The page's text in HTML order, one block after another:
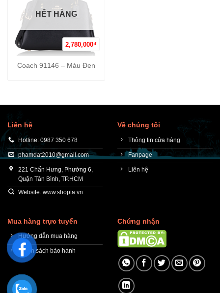
2,780,000₫
HẾT HÀNG
Coach 91146 – Màu Đen
Liên hệ
Hotline: 0987 350 678
phamdat2010@gmail.com
221 Chấn Hưng, Phường 6,
Quận Tân Bình, TP.HCM
Website: www.shopta.vn
Về chúng tôi
Thông tin cửa hàng
Fanpage
Liên hệ
Mua hàng trực tuyến
Hướng dẫn mua hàng
Chính sách bảo hành
Chứng nhận